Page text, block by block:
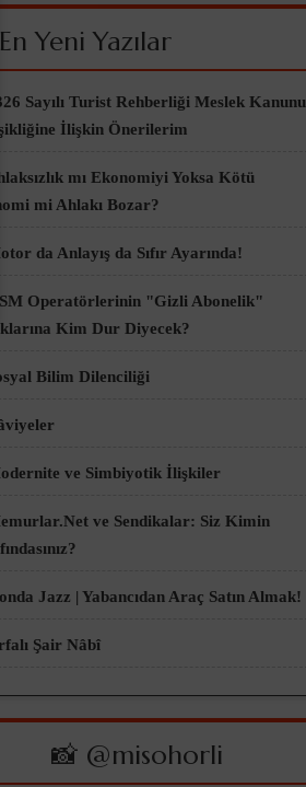
En Yeni Yazılar
Sayılı Turist Rehberliği Meslek Kanunu
İlişkin Önerilerim
mı Ekonomiyi Yoksa Kötü
mi Ahlakı Bozar?
da Anlayış da Sıfır Ayarında!
Operatörlerinin "Gizli Abonelik"
Kim Dur Diyecek?
Bilim Dilenciliği
ve Simbiyotik İlişkiler
ve Sendikalar: Siz Kimin
Jazz | Yabancıdan Araç Satın Almak!
Şair Nâbî
📸 @misohorli